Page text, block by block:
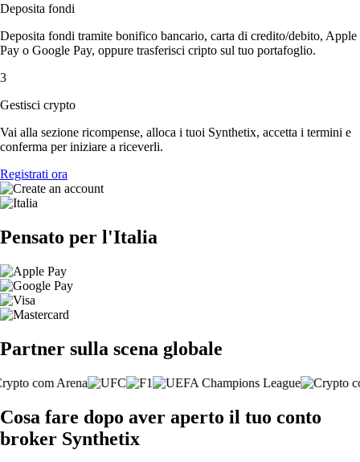
Deposita fondi
Deposita fondi tramite bonifico bancario, carta di credito/debito, Apple
Pay o Google Pay, oppure trasferisci cripto sul tuo portafoglio.
3
Gestisci crypto
Vai alla sezione ricompense, alloca i tuoi Synthetix, accetta i termini e
conferma per iniziare a riceverli.
Registrati ora
Pensato per l'Italia
Partner sulla scena globale
Cosa fare dopo aver aperto il tuo conto
broker Synthetix